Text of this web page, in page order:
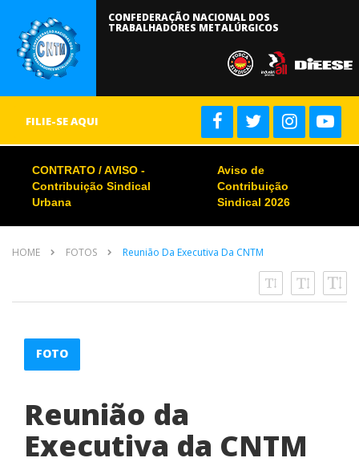
CONFEDERAÇÃO NACIONAL DOS
TRABALHADORES METALÚRGICOS
FILIE-SE AQUI
CONTRATO / AVISO -
Contribuição Sindical
Urbana
Aviso de
Contribuição
Sindical 2026
HOME FOTOS Reunião Da Executiva Da CNTM
FOTO
Reunião da
Executiva da CNTM